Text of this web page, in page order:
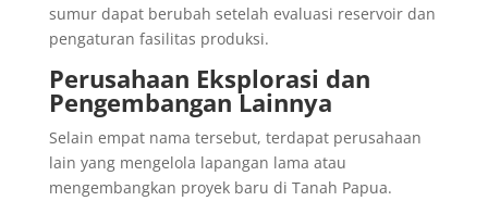
sumur dapat berubah setelah evaluasi reservoir dan
pengaturan fasilitas produksi.
Perusahaan Eksplorasi dan
Pengembangan Lainnya
Selain empat nama tersebut, terdapat perusahaan
lain yang mengelola lapangan lama atau
mengembangkan proyek baru di Tanah Papua.